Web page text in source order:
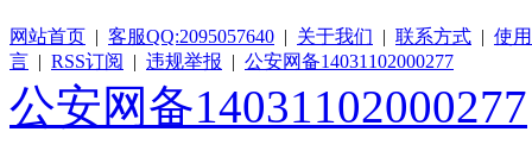
网站首页 | 客服QQ:2095057640 | 关于我们 | 联系方式 | 使
言 | RSS订阅 | 违规举报 | 公安网备14031102000277
公安网备14031102000277